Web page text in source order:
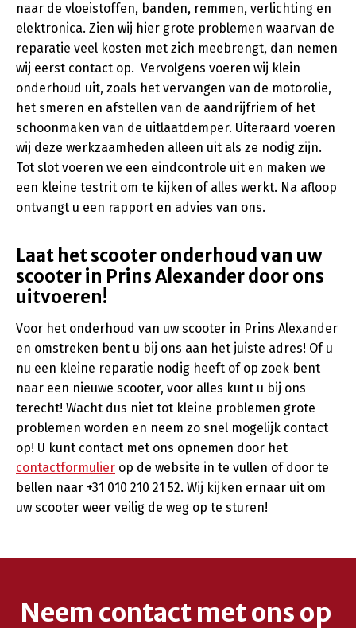
naar de vloeistoffen, banden, remmen, verlichting en
elektronica. Zien wij hier grote problemen waarvan de
reparatie veel kosten met zich meebrengt, dan nemen
wij eerst contact op. Vervolgens voeren wij klein
onderhoud uit, zoals het vervangen van de motorolie,
het smeren en afstellen van de aandrijfriem of het
schoonmaken van de uitlaatdemper. Uiteraard voeren
wij deze werkzaamheden alleen uit als ze nodig zijn.
Tot slot voeren we een eindcontrole uit en maken we
een kleine testrit om te kijken of alles werkt. Na afloop
ontvangt u een rapport en advies van ons.
Laat het scooter onderhoud van uw
scooter in Prins Alexander door ons
uitvoeren!
Voor het onderhoud van uw scooter in Prins Alexander
en omstreken bent u bij ons aan het juiste adres! Of u
nu een kleine reparatie nodig heeft of op zoek bent
naar een nieuwe scooter, voor alles kunt u bij ons
terecht! Wacht dus niet tot kleine problemen grote
problemen worden en neem zo snel mogelijk contact
op! U kunt contact met ons opnemen door het
contactformulier op de website in te vullen of door te
bellen naar +31 010 210 21 52. Wij kijken ernaar uit om
uw scooter weer veilig de weg op te sturen!
Neem contact met ons op